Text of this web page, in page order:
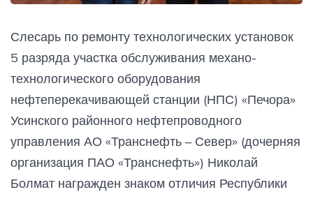
Слесарь по ремонту технологических установок
5 разряда участка обслуживания механо-
технологического оборудования
нефтеперекачивающей станции (НПС) «Печора»
Усинского районного нефтепроводного
управления АО «Транснефть – Север» (дочерняя
организация ПАО «Транснефть») Николай
Болмат награжден знаком отличия Республики